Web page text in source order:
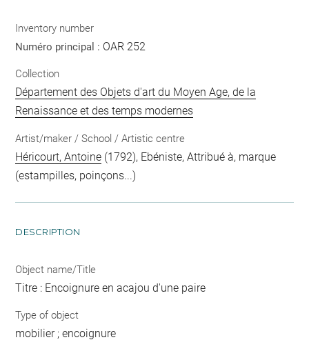
Inventory number
Numéro principal : OAR 252
Collection
Département des Objets d'art du Moyen Age, de la
Renaissance et des temps modernes
Artist/maker / School / Artistic centre
Héricourt, Antoine (1792), Ebéniste, Attribué à, marque
(estampilles, poinçons...)
DESCRIPTION
Object name/Title
Titre : Encoignure en acajou d'une paire
Type of object
mobilier ; encoignure